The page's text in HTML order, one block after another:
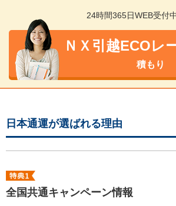
24時間365日WEB受付中
ＮＸ引越ECOレ
積もり
日本通運が選ばれる理由
全国共通キャンペーン情報